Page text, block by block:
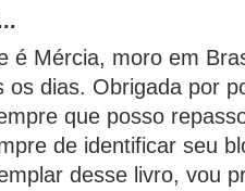
é Mércia, moro em
os dias. Obrigada por
que posso
de identificar seu
desse livro, vou